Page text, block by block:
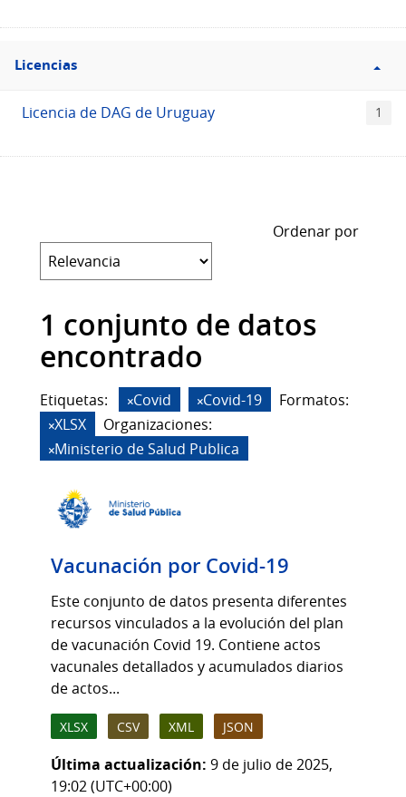
Filtro
Licencias
Licencias
Licencia de DAG de Uruguay 1
Ordenar por
1 conjunto de datos
encontrado
Etiquetas: Covid Covid-19
Formatos:
XLSX
Organizaciones:
Ministerio de Salud Publica
Vacunación por Covid-19
Este conjunto de datos presenta diferentes
recursos vinculados a la evolución del plan
de vacunación Covid 19. Contiene actos
vacunales detallados y acumulados diarios
de actos...
XLSX CSV XML JSON
Última actualización: 9 de julio de 2025,
19:02 (UTC+00:00)